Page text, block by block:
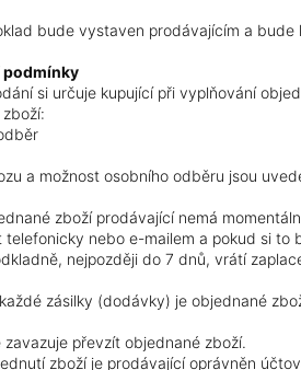
bude vystaven prodávajícím a bude
podmínky
si určuje kupující při vyplňování
a možnost osobního odběru jsou
zboží prodávající nemá
telefonicky nebo e-mailem a pokud si
nejpozději do 7 dnů, vrátí
zásilky (dodávky) je objednané
zavazuje převzít objednané zboží.
zboží je prodávající oprávněn